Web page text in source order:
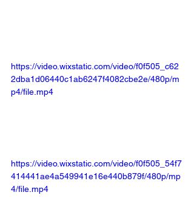
https://video.wixstatic.com/video/f0f505_c62
2dba1d06440c1ab6247f4082cbe2e/480p/m
p4/file.mp4
https://video.wixstatic.com/video/f0f505_54f7
414441ae4a549941e16e440b879f/480p/mp
4/file.mp4